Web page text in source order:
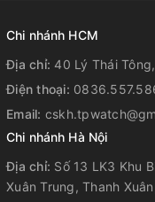
Chi nhánh HCM
Địa chỉ: 40 Lý Thái
Điện thoại:
Email:
Chi nhánh Hà Nội
Địa chỉ: Số 13 LK3 Khu
Xuân Trung, Thanh